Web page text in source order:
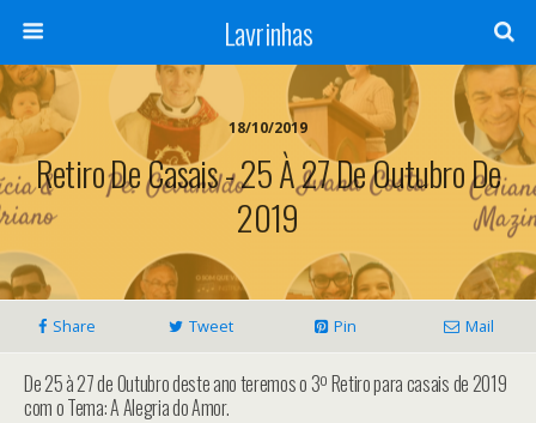
Lavrinhas
18/10/2019
Retiro De Casais - 25 À 27 De Outubro De
2019
Share Tweet Pin Mail
De 25 à 27 de Outubro deste ano teremos o 3º Retiro para casais de 2019
com o Tema: A Alegria do Amor.